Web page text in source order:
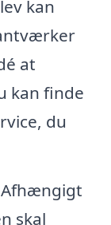
kan
at
kan finde
du
Afhængigt
skal